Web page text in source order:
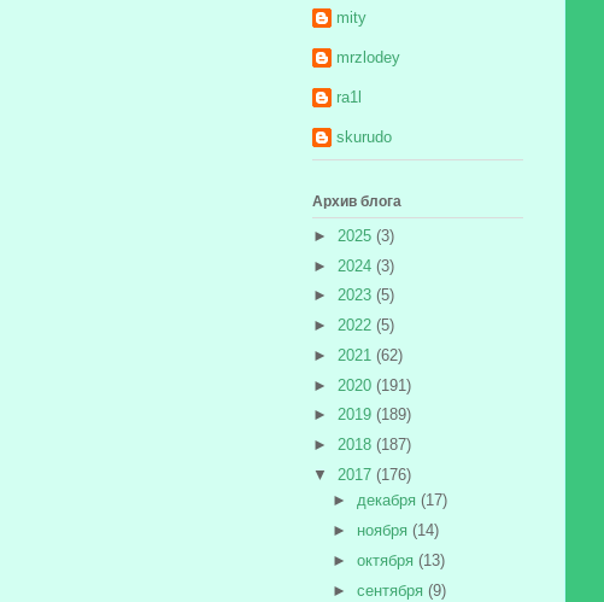
mity
mrzlodey
ra1l
skurudo
Архив блога
► 2025 (3)
► 2024 (3)
► 2023 (5)
► 2022 (5)
► 2021 (62)
► 2020 (191)
► 2019 (189)
► 2018 (187)
▼ 2017 (176)
► декабря (17)
► ноября (14)
► октября (13)
► сентября (9)